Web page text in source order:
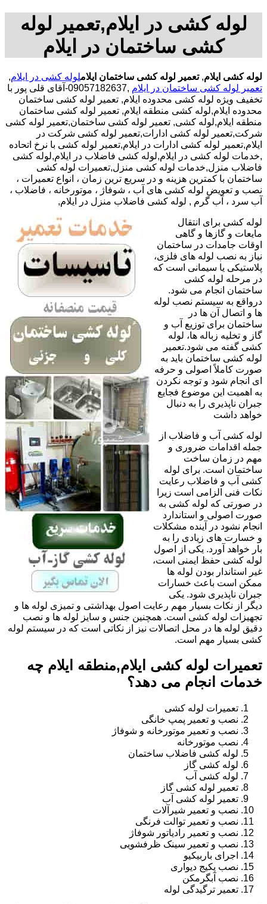
لوله کشی در ایلام,تعمیر لوله
کشی ساختمان در ایلام
لوله کشی ایلام,تعمیر لوله کشی ساختمان ایلاملوله کشی در ایلام,
تعمیر لوله کشی ساختمان در ایلام
,09057182637-آقای قلی پور با
تخفیف ویژه لوله کشی محدوده ایلام, تعمیر لوله کشی ساختمان
محدوده ایلام,لوله کشی منطقه ایلام, تعمیر لوله کشی ساختمان
منطقه ایلام,لوله کشی, تعمیر لوله کشی ساختمان,تعمیر لوله کشی
شرکت,تعمیر لوله کشی ادارات,تعمیر لوله کشی شرکت در
ایلام,تعمیر لوله کشی ادارات در ایلام,تعمیر لوله کشی با نرخ اتحاده
,خدمات لوله کشی در ایلام,لوله کشی فاضلاب در ایلام,لوله کشی
فاضلاب منزل,خدمات لوله کشی منزل,تعمیرات لوله کشی
ساختمان با کمترین هزینه و در سریع ترین زمان ، انواع تعمیرات ،
نصب و تعویض لوله کشی های آب ، شوفاژ ، موتورخانه ، فاضلاب ،
آب سرد ، آب گرم , لوله کشی فاضلاب منزل در ایلام,
لوله کشی برای انتقال
مایعات و گازها و گاهی
اوقات جامدات در ساختمان
نیاز به نصب لوله های فلزی،
پلاستیکی یا سیمانی است که
در مرحله لوله کشی
ساختمان انجام می شود.
درواقع به سیستم نصب لوله
ها و اتصال آن ها در
ساختمان برای توزیع آب و
گاز و تخلیه زباله ها، لوله
کشی گفته می شود.تعمیر
لوله کشی ساختمان باید به
صورت کاملاً اصولی و حرفه
ای انجام شود و توجه نکردن
به اهمیت این موضوع فجایع
جبران ناپذیری را به دنبال
خواهد داشت
لوله کشی آب و فاضلاب از
جمله اقدامات ضروری و
مهم در زمان ساخت
ساختمان است. برای لوله
کشی آب و فاضلاب رعایت
نکات فنی الزامی است زیرا
در صورتی که لوله کشی به
صورت اصولی و استاندارد
انجام نشود در آینده مشکلات
و خسارت های زیادی را به
بار خواهد آورد. یکی از اصول
لوله کشی حفظ ایمنی است،
غیر استاندار بودن لوله ها
ممکن است باعث خسارات
جبران ناپذیری شود. یکی
دیگر از نکات بسیار مهم رعایت اصول بهداشتی و تمیزی لوله ها و
تجهیزات لوله کشی است. همچنین جنس و سایز لوله ها و نصب
دقیق لوله ها در محل اتصالات نیز از نکاتی است که در سیستم لوله
کشی بسیار مهم است.
تعمیرات لوله کشی ایلام,منطقه ایلام چه
خدمات انجام می دهد؟
تعمیرات لوله کشی
نصب و تعمیر پمپ خانگی
نصب و تعمیر موتورخانه و شوفاژ
نصب موتورخانه
لوله کشی فاضلاب ساختمان
لوله کشی گاز
لوله کشی آب
تعمیر لوله کشی گاز
تعمیر لوله کشی آب
نصب و تعمیر شیرآلات
نصب و تعمیر توالت فرنگی
نصب و تعمیر رادیاتور شوفاژ
نصب و تعمیر سینک ظرفشویی
اجرای باربیکیو
نصب پکیج دیواری
نصب آبگرمکن
تعمیر ترگیدگی لوله